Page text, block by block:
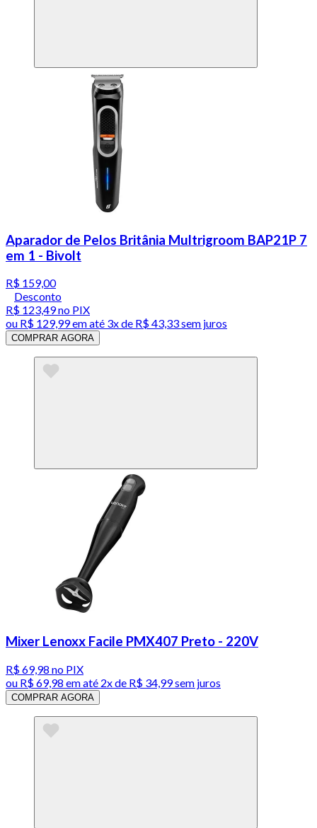
Aparador de Pelos Britânia Multrigroom BAP21P 7
em 1 - Bivolt
R$ 159,00
Desconto
R$ 123,49no PIX
ou R$ 129,99em até 3x de R$ 43,33 sem juros
COMPRAR AGORA
Mixer Lenoxx Facile PMX407 Preto - 220V
R$ 69,98 no PIX
ou R$ 69,98 em até 2x de R$ 34,99 sem juros
COMPRAR AGORA